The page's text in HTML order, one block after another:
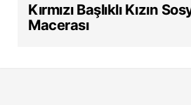
Kırmızı Başlıklı Kızın
Macerası